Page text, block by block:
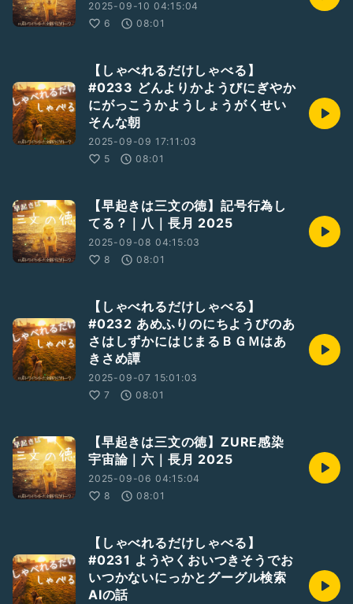
2025-09-10 04:15:04
6
08:01
【しゃべれるだけしゃべる】
#0233 どんよりかようびにぎやか
にがっこうかようしょうがくせい
そんな朝
2025-09-09 17:11:03
5
08:01
【早起きは三文の徳】記号行為し
てる？｜八｜長月 2025
2025-09-08 04:15:03
8
08:01
【しゃべれるだけしゃべる】
#0232 あめふりのにちようびのあ
さはしずかにはじまるＢＧＭはあ
きさめ譚
2025-09-07 15:01:03
7
08:01
【早起きは三文の徳】ZURE感染
宇宙論｜六｜長月 2025
2025-09-06 04:15:04
8
08:01
【しゃべれるだけしゃべる】
#0231 ようやくおいつきそうでお
いつかないにっかとグーグル検索
AIの話